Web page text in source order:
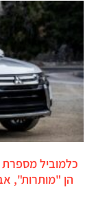
כלמוביל
הן "מותרות",